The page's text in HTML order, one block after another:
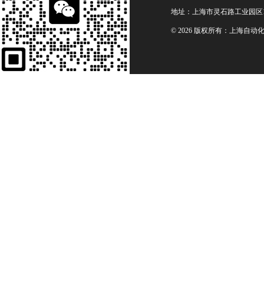
地址：上海市灵石路工业园区
© 2026 版权所有：上海自动